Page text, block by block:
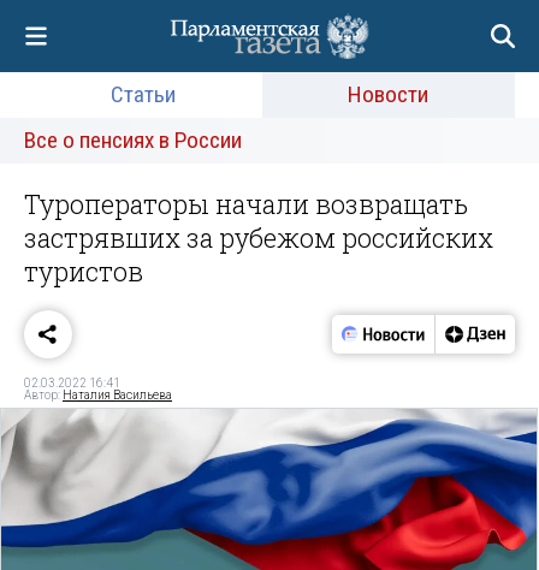
Статьи
Новости
Все о пенсиях в России
Туроператоры начали возвращать
застрявших за рубежом российских
туристов
02.03.2022 16:41
Автор: Наталия Васильева